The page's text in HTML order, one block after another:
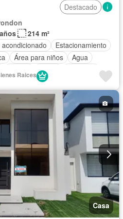
Destacado
214 m²
acondicionado
Estacionamiento
Área para niños
Agua
Jardín
de tenis
Raices
Casa